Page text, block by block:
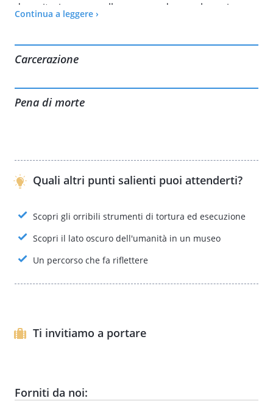
decapitazione; nella seconda sala, invece,
sono esposte varie tipologie di chiavi, serrature,
Continua a leggere ›
Carcerazione
Pena di morte
Quali altri punti salienti puoi attenderti?
Scopri gli orribili strumenti di tortura ed esecuzione
Scopri il lato oscuro dell'umanità in un museo
Un percorso che fa riflettere
Ti invitiamo a portare
Forniti da noi: